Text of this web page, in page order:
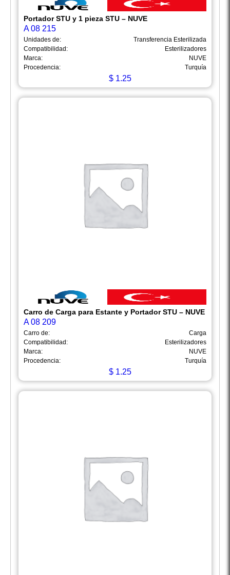
Portador STU y 1 pieza STU – NUVE
A 08 215
Unidades de:
Transferencia Esterilizada
Compatibilidad:
Esterilizadores
Marca:
NUVE
Procedencia:
Turquía
$ 1.25
Carro de Carga para Estante y Portador STU – NUVE
A 08 209
Carro de:
Carga
Compatibilidad:
Esterilizadores
Marca:
NUVE
Procedencia:
Turquía
$ 1.25